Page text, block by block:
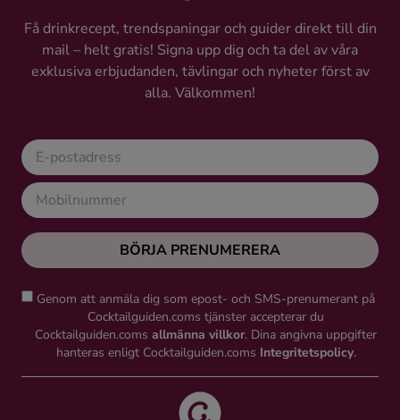
Få drinkrecept, trendspaningar och guider direkt till din
mail – helt gratis! Signa upp dig och ta del av våra
exklusiva erbjudanden, tävlingar och nyheter först av
alla. Välkommen!
BÖRJA PRENUMERERA
Genom att anmäla dig som epost- och SMS-prenumerant på
Cocktailguiden.coms tjänster accepterar du
Cocktailguiden.coms allmänna villkor. Dina angivna uppgifter
hanteras enligt Cocktailguiden.coms Integritetspolicy.